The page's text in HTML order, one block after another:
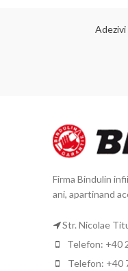
Adezivi
Firma Bindulin
ani, apartinand
Str. Nicolae
Telefon: +40
Telefon: +40